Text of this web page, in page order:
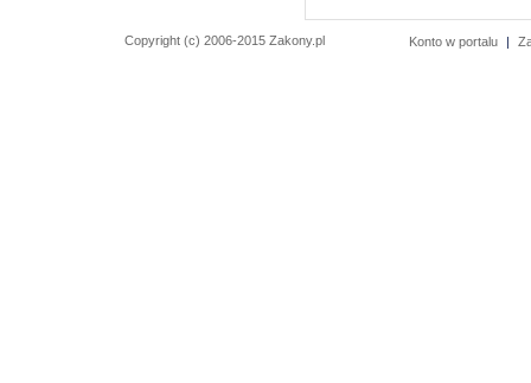
Copyright (c) 2006-2015 Zakony.pl Konto w portalu |